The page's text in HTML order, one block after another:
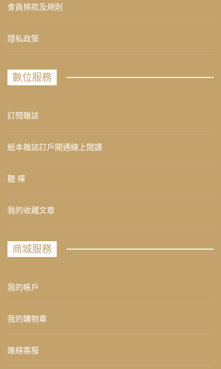
會員條款及規則
隱私政策
數位服務
訂閱雜誌
紙本雜誌訂戶開通線上閱讀
聽 禪
我的收藏文章
商城服務
我的帳戶
我的購物車
連絡客服